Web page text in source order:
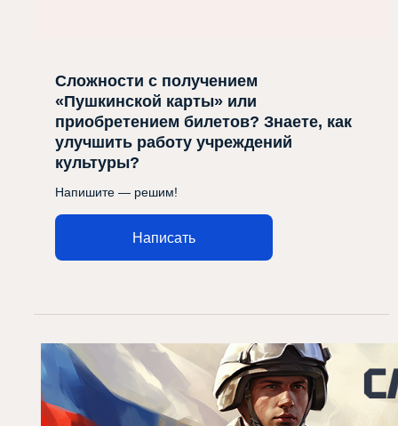
Сложности с получением
«Пушкинской карты» или
приобретением билетов? Знаете, как
улучшить работу учреждений
культуры?
Напишите — решим!
Написать